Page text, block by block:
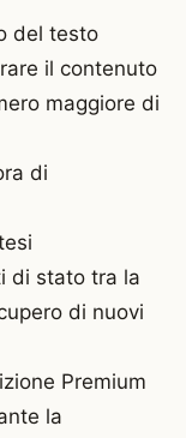
del testo
il contenuto
maggiore di
di
di stato tra la
di nuovi
Premium
la